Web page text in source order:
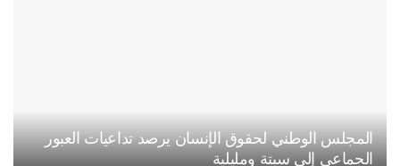
المجلس الوطني لحقوق الإنسان يرصد تداعيات العبور
الجماعي إلى سبتة ومليلية